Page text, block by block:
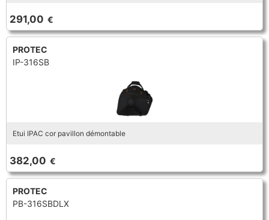
291,00 €
PROTEC
IP-316SB
Etui IPAC cor pavillon démontable
382,00 €
PROTEC
PB-316SBDLX